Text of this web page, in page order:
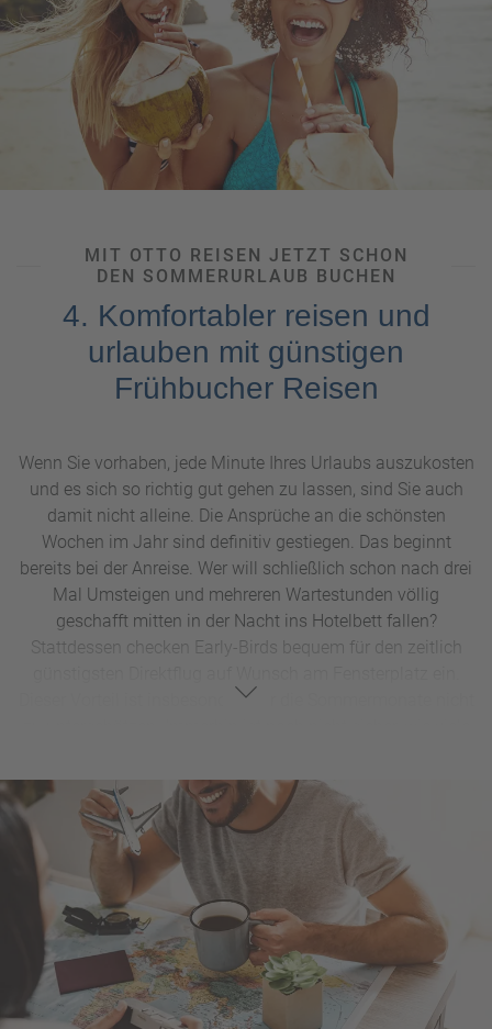
führen kann, erweist sich in der Hauptsaison als echtes
Glücksspiel. Deswegen haben Early-Birds vor allem für die
gefragten Sommermonate eindeutig die Nase vorn! Noch
mehr „Vorsprung“ bekommen Sie übrigens mit unserem
kostenfreien Newsletter –
melden Sie sich jetzt an
bleiben Sie up-to-date über die besten
Frühbucherangebote
undRundum-Sorglos-Pakete!
MIT OTTO REISEN JETZT SCHON
DEN SOMMERURLAUB BUCHEN
4. Komfortabler reisen und
urlauben mit günstigen
Frühbucher Reisen
Wenn Sie vorhaben, jede Minute Ihres Urlaubs auszukosten
und es sich so richtig gut gehen zu lassen, sind Sie auch
damit nicht alleine. Die Ansprüche an die schönsten
Wochen im Jahr sind definitiv gestiegen. Das beginnt
bereits bei der Anreise. Wer will schließlich schon nach drei
Mal Umsteigen und mehreren Wartestunden völlig
geschafft mitten in der Nacht ins Hotelbett fallen?
Stattdessen checken Early-Birds bequem für den zeitlich
Dieser Vorteil ist insbesondere für die Sommermonate nicht
geht’s mit Transfer, Mietwagen, Zimmerkategorie
anderenZusatzleistungen vor Ort. Größeres Zimmer mit
Meerblick? Dieselbe Lieblingskabine wie bei der letzten
Kreuzfahrt? Wie so oft gilt hier:
first come, first
served.
Wenn Sie also schon genau wissen, wie Ihre
nächste Auszeit von Minute eins ab aussehen soll, dann
nichts wie los, um sich genau das zu sichern –
Zusatzwünsche All Inclusive! Am einfachsten geht das
natürlich mit Ihrem Reisebüro an Ihrer Seite. Hier erhalten
Sie alles, was Ihnen für Ihre Reisezeit im Sommer wichtig